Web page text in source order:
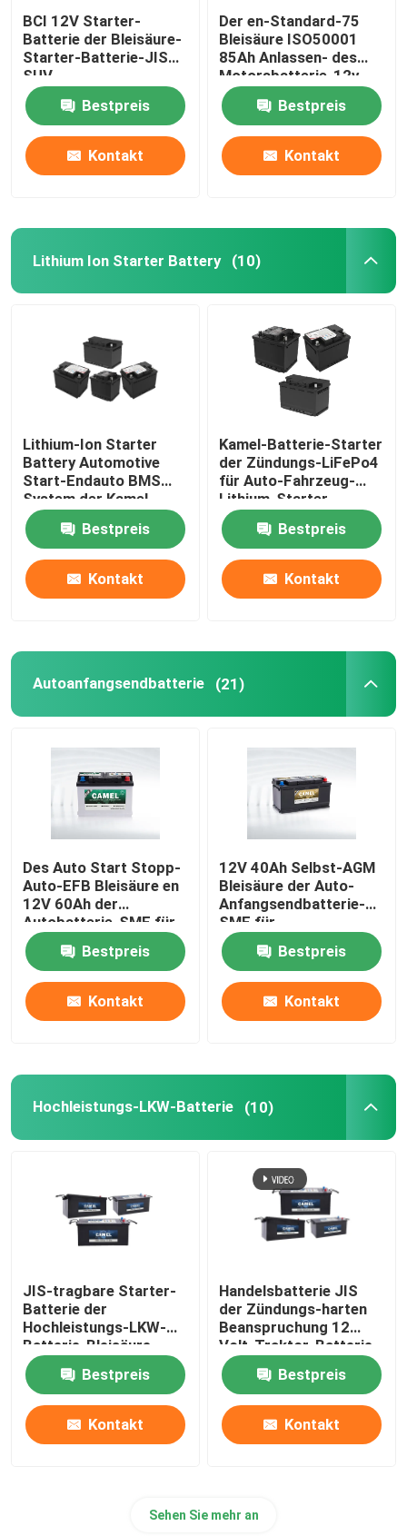
Produkte
Fabrik-Ausflug
Treten Sie mit uns in Verbindung
Group Website
Starterbatterie
Bleisäure-Starter-Batterie
Lithium Ion Starter Battery
Autoanfangsendbatterie
Hochleistungs-LKW-Batterie
Bleisäurefreizeitbatterie
Bleisäurezugkraftbatterie
Einem doppelten Zweck dienende Batterie
Wohnenergie-Speicher-System
Tragbares Energiespeichersystem
Handelsbatterie-Speicher-System
BCI 12V Starter-
Batterie der Bleisäure-
Starter-Batterie-JIS
SUV
Bestpreis
Kontakt
Der en-Standard-75
Bleisäure ISO50001
85Ah Anlassen- des
Motorsbatterie-12v
80ah
Bestpreis
Kontakt
Lithium Ion Starter Battery (10)
Lithium-Ion Starter
Battery Automotive
Start-Endauto BMS
System der Kamel-
Batterie-12V 40Ah
Bestpreis
Kontakt
Kamel-Batterie-Starter
der Zündungs-LiFePo4
für Auto-Fahrzeug-
Lithium-Starter-
Batterie
Bestpreis
Kontakt
Autoanfangsendbatterie (21)
Des Auto Start Stopp-
Auto-EFB Bleisäure en
12V 60Ah der
Autobatterie-SMF für
Fahrzeuge
Bestpreis
Kontakt
12V 40Ah Selbst-AGM
Bleisäure der Auto-
Anfangsendbatterie-
SMF für
Mehrzweckfahrzeug
Bestpreis
Kontakt
Hochleistungs-LKW-Batterie (10)
JIS-tragbare Starter-
Batterie der
Hochleistungs-LKW-
Batterie-Bleisäure-
industriellen Fahrzeug-
12V
Bestpreis
Kontakt
Handelsbatterie JIS
der Zündungs-harten
Beanspruchung 12
Volt-Traktor-Batterie
Bestpreis
Kontakt
Sehen Sie mehr an